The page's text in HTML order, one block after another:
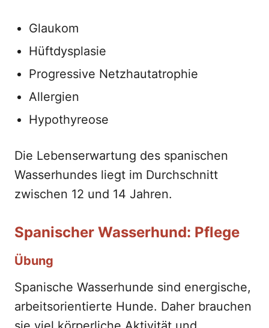
Glaukom
Hüftdysplasie
Progressive Netzhautatrophie
Allergien
Hypothyreose
Die Lebenserwartung des spanischen
Wasserhundes liegt im Durchschnitt
zwischen 12 und 14 Jahren.
Spanischer Wasserhund: Pflege
Übung
Spanische Wasserhunde sind energische,
arbeitsorientierte Hunde. Daher brauchen